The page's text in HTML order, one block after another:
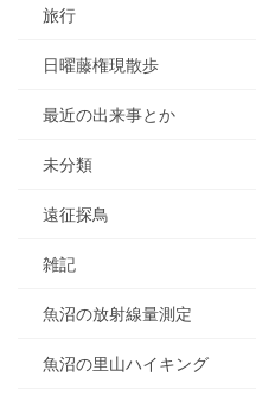
旅行
日曜藤権現散歩
最近の出来事とか
未分類
遠征探鳥
雑記
魚沼の放射線量測定
魚沼の里山ハイキング